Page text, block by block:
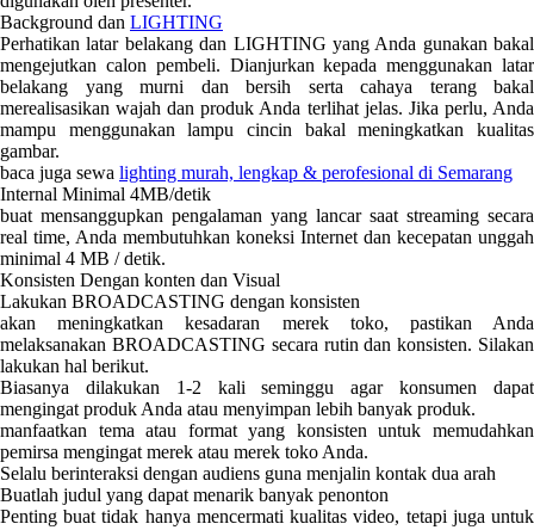
Background dan LIGHTING
Perhatikan latar belakang dan LIGHTING yang Anda gunakan bakal
mengejutkan calon pembeli. Dianjurkan kepada menggunakan latar
belakang yang murni dan bersih serta cahaya terang bakal
merealisasikan wajah dan produk Anda terlihat jelas. Jika perlu, Anda
mampu menggunakan lampu cincin bakal meningkatkan kualitas
gambar.
baca juga sewa lighting murah, lengkap & perofesional di Semarang
Internal Minimal 4MB/detik
buat mensanggupkan pengalaman yang lancar saat streaming secara
real time, Anda membutuhkan koneksi Internet dan kecepatan unggah
minimal 4 MB / detik.
Konsisten Dengan konten dan Visual
Lakukan BROADCASTING dengan konsisten
akan meningkatkan kesadaran merek toko, pastikan Anda
melaksanakan BROADCASTING secara rutin dan konsisten. Silakan
lakukan hal berikut.
Biasanya dilakukan 1-2 kali seminggu agar konsumen dapat
mengingat produk Anda atau menyimpan lebih banyak produk.
manfaatkan tema atau format yang konsisten untuk memudahkan
pemirsa mengingat merek atau merek toko Anda.
Selalu berinteraksi dengan audiens guna menjalin kontak dua arah
Buatlah judul yang dapat menarik banyak penonton
Penting buat tidak hanya mencermati kualitas video, tetapi juga untuk